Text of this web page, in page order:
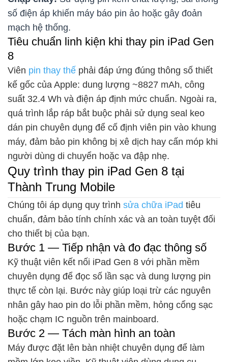
số điện áp khiến máy báo pin ảo hoặc gây đoản
mạch hệ thống.
Tiêu chuẩn linh kiện khi thay pin iPad Gen
8
Viên pin thay thế phải đáp ứng đúng thông số thiết
kế gốc của Apple: dung lượng ~8827 mAh, công
suất 32.4 Wh và điện áp định mức chuẩn. Ngoài ra,
quá trình lắp ráp bắt buộc phải sử dụng seal keo
dán pin chuyên dụng để cố định viên pin vào khung
máy, đảm bảo pin không bị xê dịch hay cấn móp khi
người dùng di chuyển hoặc va đập nhẹ.
Quy trình thay pin iPad Gen 8 tại
Thành Trung Mobile
Chúng tôi áp dụng quy trình sửa chữa iPad tiêu
chuẩn, đảm bảo tính chính xác và an toàn tuyệt đối
cho thiết bị của bạn.
Bước 1 — Tiếp nhận và đo đạc thông số
Kỹ thuật viên kết nối iPad Gen 8 với phần mềm
chuyên dụng để đọc số lần sạc và dung lượng pin
thực tế còn lại. Bước này giúp loại trừ các nguyên
nhân gây hao pin do lỗi phần mềm, hỏng cổng sạc
hoặc chạm IC nguồn trên mainboard.
Bước 2 — Tách màn hình an toàn
Máy được đặt lên bàn nhiệt chuyên dụng để làm